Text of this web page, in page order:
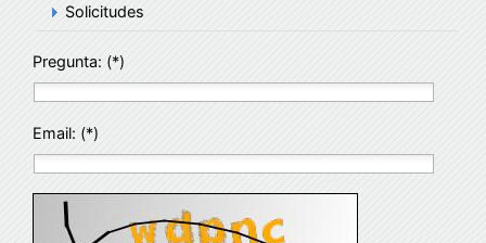
Solicitudes
Pregunta: (*)
Email: (*)